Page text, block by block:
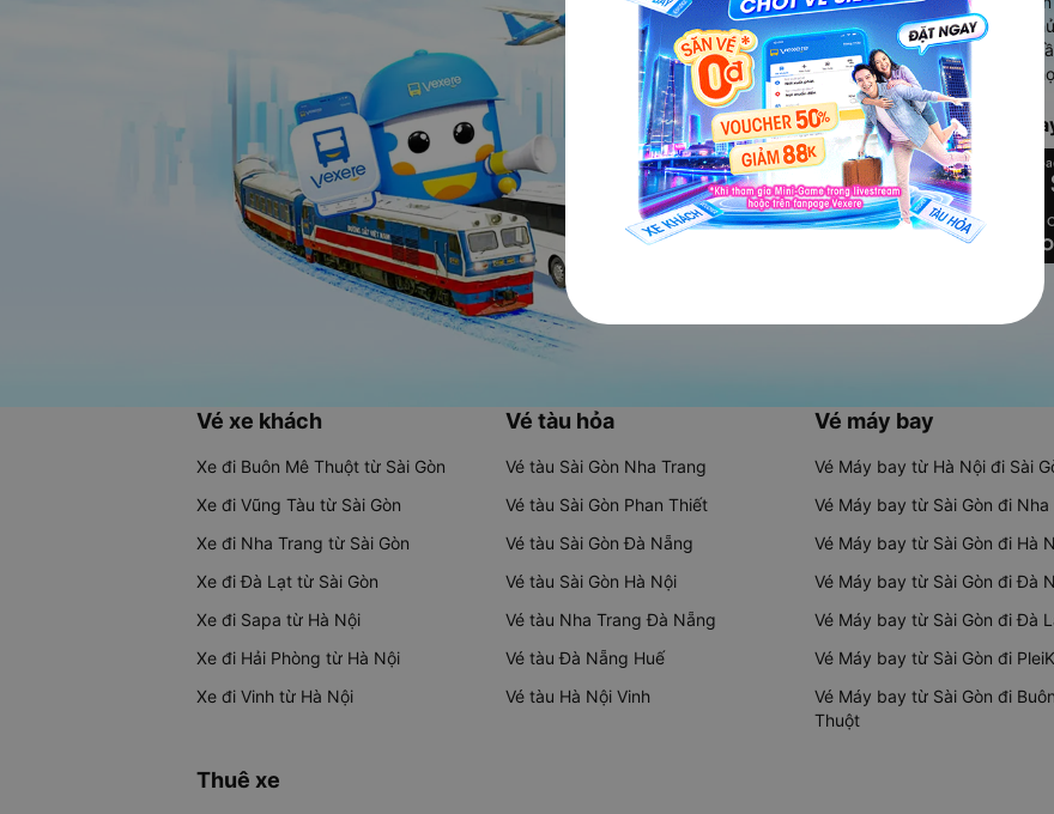
vụ thuê xe máy, xe du lịch
Ứng dụng hiển thị thông tin
người dùng so sánh và lựa
chóng và phù hợp nhất.
Tải ứng dụng Vexere
Vé xe khách
Xe đi Buôn Mê Thuột từ Sài Gòn
Xe đi Vũng Tàu từ Sài Gòn
Xe đi Nha Trang từ Sài Gòn
Xe đi Đà Lạt từ Sài Gòn
Xe đi Sapa từ Hà Nội
Xe đi Hải Phòng từ Hà Nội
Xe đi Vinh từ Hà Nội
Vé tàu hỏa
Vé tàu Sài Gòn Nha Trang
Vé tàu Sài Gòn Phan Thiết
Vé tàu Sài Gòn Đà Nẵng
Vé tàu Sài Gòn Hà Nội
Vé tàu Nha Trang Đà Nẵng
Vé tàu Đà Nẵng Huế
Vé tàu Hà Nội Vinh
Vé máy bay
Vé Máy bay từ Hà Nội đi Sài
Vé Máy bay từ Sài Gòn đi Nha
Vé Máy bay từ Sài Gòn đi Hà
Vé Máy bay từ Sài Gòn đi Đà
Vé Máy bay từ Sài Gòn đi Đà
Vé Máy bay từ Sài Gòn đi
Vé Máy bay từ Sài Gòn đi
Thuột
Thuê xe